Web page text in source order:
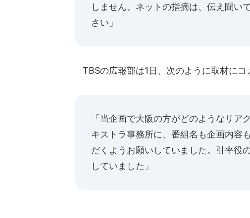
しません。ネットの指摘は、伝え聞い
さい」
TBSの広報部は1日、次のように取材にコ
「当企画で大阪の方がどのようなリ
キストラ事務所に、番組名も企画内容
だくようお願いしていました。引率役
していました」